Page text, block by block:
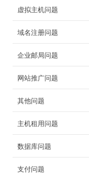
虚拟主机问题
域名注册问题
企业邮局问题
网站推广问题
其他问题
主机租用问题
数据库问题
支付问题